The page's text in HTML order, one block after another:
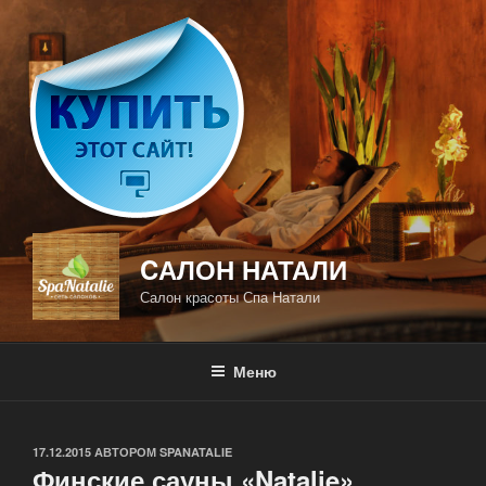
Перейти
содержимому
CАЛОН НАТАЛИ
Салон красоты Спа Натали
Меню
ОПУБЛИКОВАНО
17.12.2015 АВТОРОМ SPANATALIE